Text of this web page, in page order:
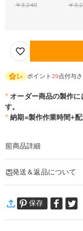
￥3,240
￥
1× ポイント 29点付与
* オーダー商品の製作
す。
* 納期=製作作業時間+
商品詳細
ギターをモチーフにした遊
飾っても楽しいマグカップ
発送＆返品について
万一、ご注文商品にご
保存